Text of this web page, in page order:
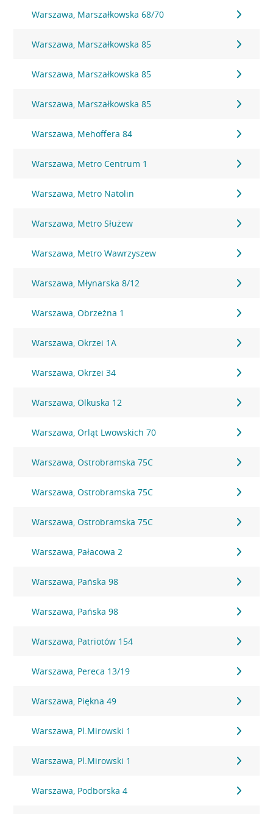
Warszawa, Marszałkowska 68/70
Warszawa, Marszałkowska 85
Warszawa, Marszałkowska 85
Warszawa, Marszałkowska 85
Warszawa, Mehoffera 84
Warszawa, Metro Centrum 1
Warszawa, Metro Natolin
Warszawa, Metro Służew
Warszawa, Metro Wawrzyszew
Warszawa, Młynarska 8/12
Warszawa, Obrzeżna 1
Warszawa, Okrzei 1A
Warszawa, Okrzei 34
Warszawa, Olkuska 12
Warszawa, Orląt Lwowskich 70
Warszawa, Ostrobramska 75C
Warszawa, Ostrobramska 75C
Warszawa, Ostrobramska 75C
Warszawa, Pałacowa 2
Warszawa, Pańska 98
Warszawa, Pańska 98
Warszawa, Patriotów 154
Warszawa, Pereca 13/19
Warszawa, Piękna 49
Warszawa, Pl.Mirowski 1
Warszawa, Pl.Mirowski 1
Warszawa, Podborska 4